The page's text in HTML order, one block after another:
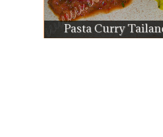
Pasta Curry